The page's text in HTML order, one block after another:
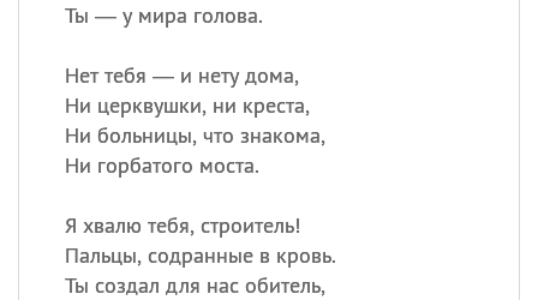
Ты — у мира голова.
Нет тебя — и нету дома,
Ни церквушки, ни креста,
Ни больницы, что знакома,
Ни горбатого моста.
Я хвалю тебя, строитель!
Пальцы, содранные в кровь.
Ты создал для нас обитель,